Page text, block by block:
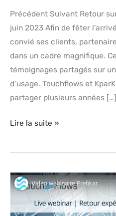
Précédent Suivant Retour
juin 2023 Afin de fêter
convié ses clients,
dans un cadre magnifique.
témoignages partagés sur
d’usage. Touchflows et
partager plusieurs années […]
Lire la suite »
Replay
Webinar
Touchflows